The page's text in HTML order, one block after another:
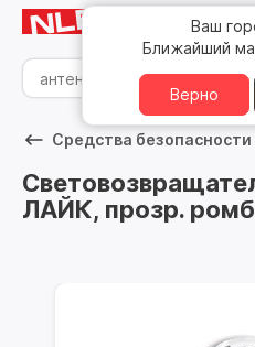
Ваш
Ближайший
Верно
Средства безопасности
ЛАЙК, прозр.